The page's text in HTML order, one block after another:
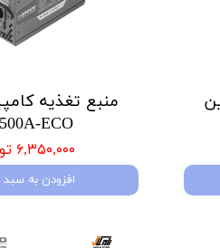
منبع تغذیه
ECO
۶,۳۵۰,۰۰۰ تومان
افزودن به سبد